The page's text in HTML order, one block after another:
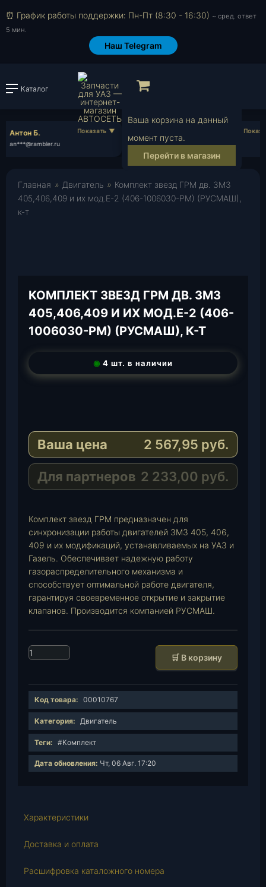
⏰ График работы поддержки: Пн-Пт (8:30 - 16:30) ~ сред. ответ
5 мин.
Наш Telegram
Каталог Войти или
Просмотр
Ваша корзина на данный
момент пуста.
Перейти в магазин
Антон Б.
an***@rambler.ru st***@gmail.com
Главная » Двигатель » Комплект звезд ГРМ дв. ЗМЗ
405,406,409 и их мод.Е-2 (406-1006030-РМ) (РУСМАШ),
к-т
КОМПЛЕКТ ЗВЕЗД ГРМ ДВ. ЗМЗ
405,406,409 И ИХ МОД.Е-2 (406-
1006030-РМ) (РУСМАШ), К-Т
◉ 4 шт. в наличии
e
r
a
m
a
s
A
p
a
i
l
Ваша цена 2 567,95 руб.
Для партнеров 2 233,00 руб.
Комплект звезд ГРМ предназначен для
синхронизации работы двигателей ЗМЗ 405, 406,
409 и их модификаций, устанавливаемых на УАЗ и
Газель. Обеспечивает надежную работу
газораспределительного механизма и
способствует оптимальной работе двигателя,
гарантируя своевременное открытие и закрытие
клапанов. Производится компанией РУСМАШ.
К
и
ч
с
о
в
р
К
🛒 В корзину
Код товара: 00010767
Категория: Двигатель
Теги: #Комплект
Дата обновления: Чт, 06 Авг. 17:20
Характеристики
Доставка и оплата
Расшифровка каталожного номера